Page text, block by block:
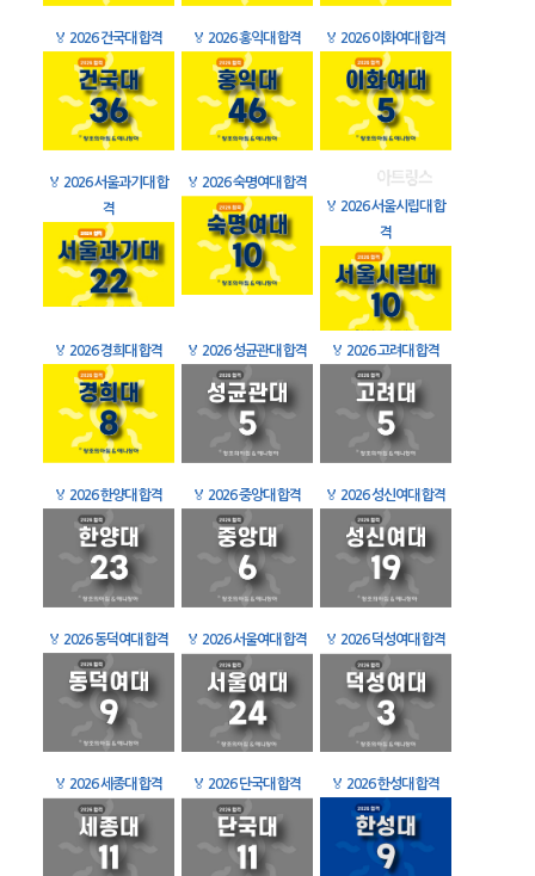
🏅 2026 건국대 합격 🏅 2026 홍익대 합격 🏅 2026 이화여대 합격
🏅 2026 서울과기대 합
격
🏅 2026 숙명여대 합격
🏅 2026 서울시립대 합
격
🏅 2026 경희대 합격 🏅 2026 성균관대 합격 🏅 2026 고려대 합격
🏅 2026 한양대 합격 🏅 2026 중앙대 합격 🏅 2026 성신여대 합격
🏅 2026 동덕여대 합격 🏅 2026 서울여대 합격 🏅 2026 덕성여대 합격
🏅 2026 세종대 합격 🏅 2026 단국대 합격 🏅 2026 한성대 합격